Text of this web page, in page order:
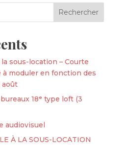
sous-location – Courte
moduler en fonction des
août
18ᵉ type loft (3
audiovisuel
À LA SOUS-LOCATION